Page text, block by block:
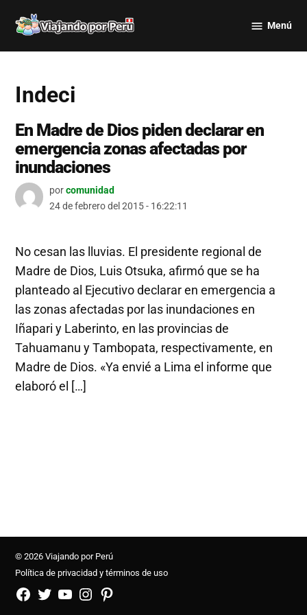
por Perú
Menú
Indeci
En Madre de Dios piden declarar en
emergencia zonas afectadas por
inundaciones
porcomunidad
24 de febrero del 2015 - 16:22:11
No cesan las lluvias. El presidente regional de
Madre de Dios, Luis Otsuka, afirmó que se ha
planteado al Ejecutivo declarar en emergencia a
las zonas afectadas por las inundaciones en
Iñapari y Laberinto, en las provincias de
Tahuamanu y Tambopata, respectivamente, en
Madre de Dios. «Ya envié a Lima el informe que
elaboró el […]
© 2026 Viajando por Perú
Política de privacidad y términos de uso
FB
TW YouTubeInstagramPinterest